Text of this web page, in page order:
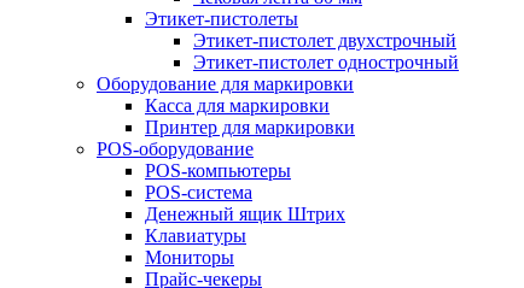
Этикет-пистолеты
Этикет-пистолет двухстрочный
Этикет-пистолет однострочный
Оборудование для маркировки
Касса для маркировки
Принтер для маркировки
POS-оборудование
POS-компьютеры
POS-система
Денежный ящик Штрих
Клавиатуры
Мониторы
Прайс-чекеры